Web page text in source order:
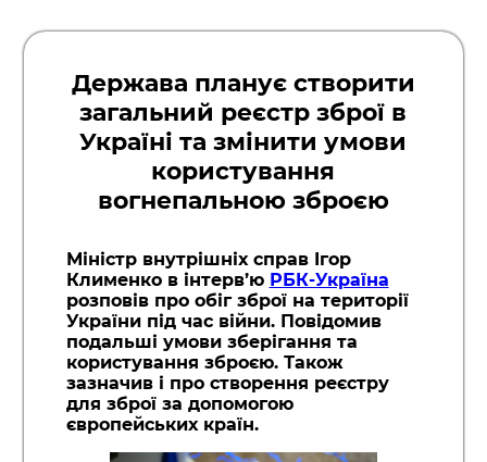
Держава планує створити
загальний реєстр зброї в
Україні та змінити умови
користування
вогнепальною зброєю
Міністр внутрішніх справ Ігор
Клименко в інтерв’ю РБК-Україна
розповів про обіг зброї на території
України під час війни. Повідомив
подальші умови зберігання та
користування зброєю. Також
зазначив і про створення реєстру
для зброї за допомогою
європейських країн.